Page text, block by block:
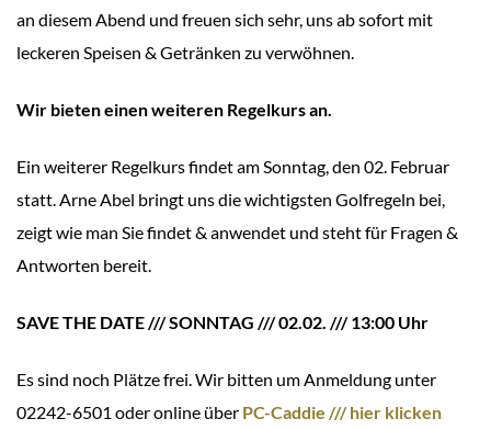
an diesem Abend und freuen sich sehr, uns ab sofort mit
leckeren Speisen & Getränken zu verwöhnen.
Wir bieten einen weiteren Regelkurs an.
Ein weiterer Regelkurs findet am Sonntag, den 02. Februar
statt. Arne Abel bringt uns die wichtigsten Golfregeln bei,
zeigt wie man Sie findet & anwendet und steht für Fragen &
Antworten bereit.
SAVE THE DATE /// SONNTAG /// 02.02. /// 13:00 Uhr
Es sind noch Plätze frei. Wir bitten um Anmeldung unter
02242-6501 oder online über PC-Caddie /// hier klicken